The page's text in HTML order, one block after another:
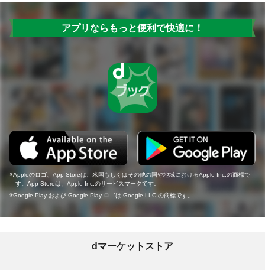
アプリならもっと便利で快適に！
Appleのロゴ、App Storeは、米国もしくはその他の国や地域におけるApple Inc.の商標で
す。App Storeは、Apple Inc.のサービスマークです。
Google Play および Google Play ロゴは Google LLC の商標です。
dマーケットストア